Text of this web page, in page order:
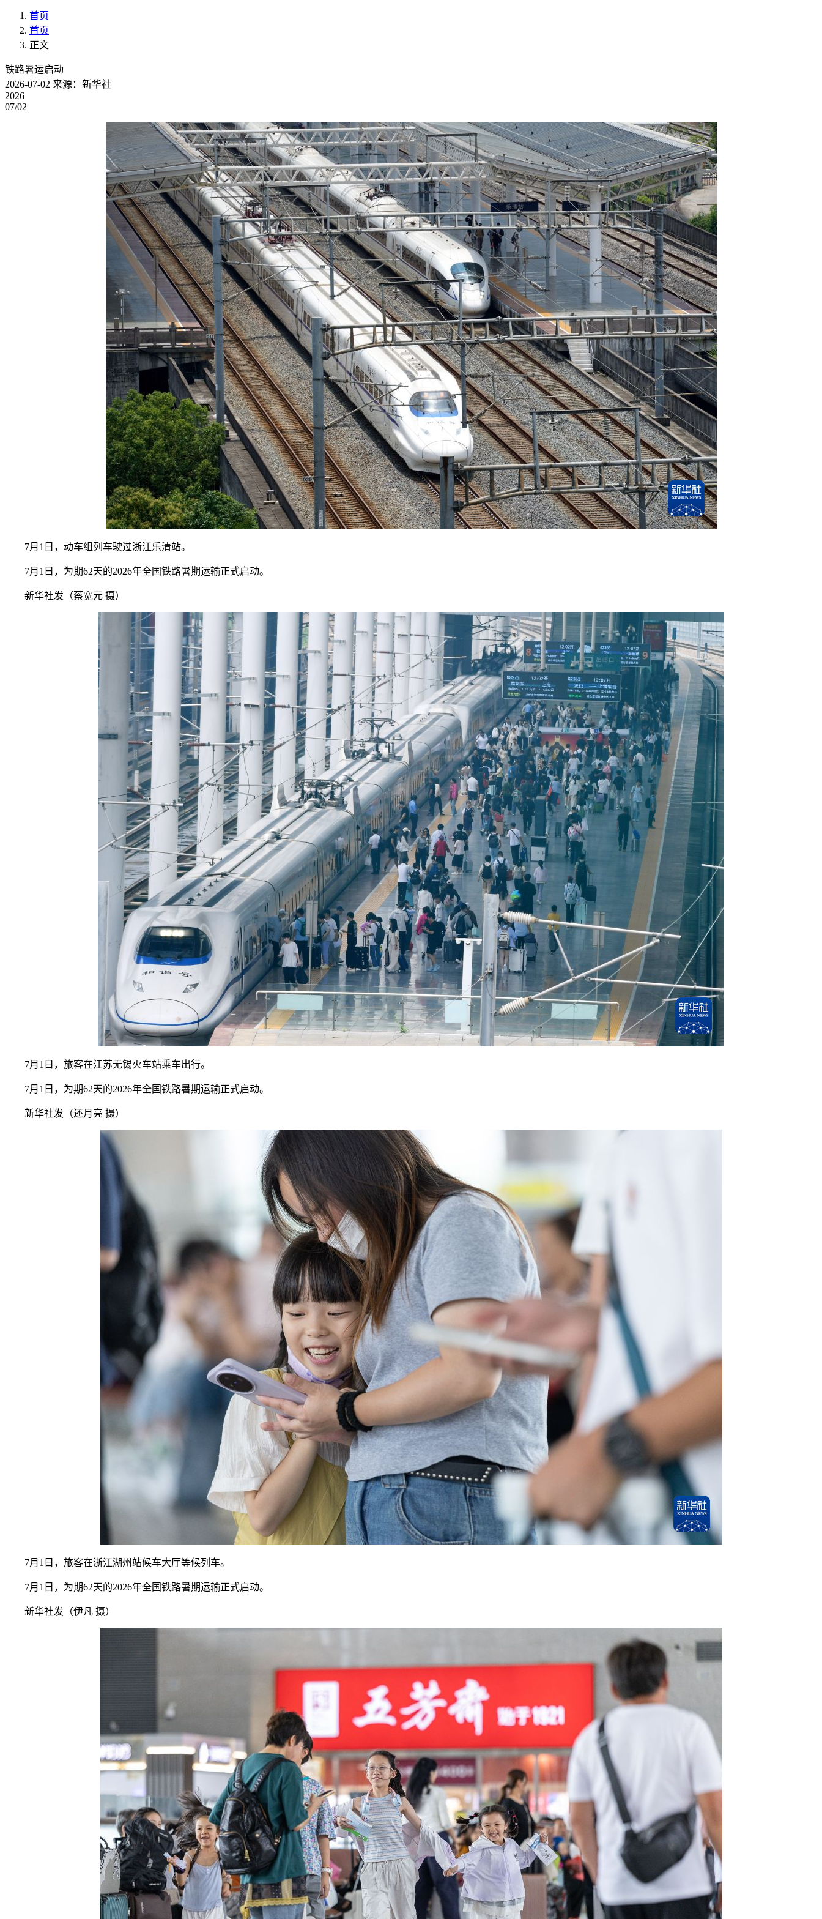
首页
首页
正文
铁路暑运启动
2026-07-02 来源：新华社
2026
07/02
7月1日，动车组列车驶过浙江乐清站。
7月1日，为期62天的2026年全国铁路暑期运输正式启动。
新华社发（蔡宽元 摄）
7月1日，旅客在江苏无锡火车站乘车出行。
7月1日，为期62天的2026年全国铁路暑期运输正式启动。
新华社发（还月亮 摄）
7月1日，旅客在浙江湖州站候车大厅等候列车。
7月1日，为期62天的2026年全国铁路暑期运输正式启动。
新华社发（伊凡 摄）